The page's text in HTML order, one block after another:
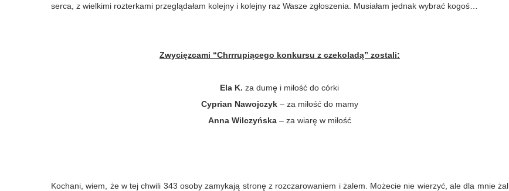
serca, z wielkimi rozterkami przeglądałam kolejny i kolejny raz Wasze zgłoszenia. Musiałam jednak wybrać kogoś…
Zwycięzcami “Chrrrupiącego konkursu z czekoladą” zostali:
Ela K. za dumę i miłość do córki
Cyprian Nawojczyk– za miłość do mamy
Anna Wilczyńska– za wiarę w miłość
Kochani, wiem, że w tej chwili 343 osoby zamykają stronę z rozczarowaniem i żalem. Możecie nie wierzyć, ale dla mnie żal